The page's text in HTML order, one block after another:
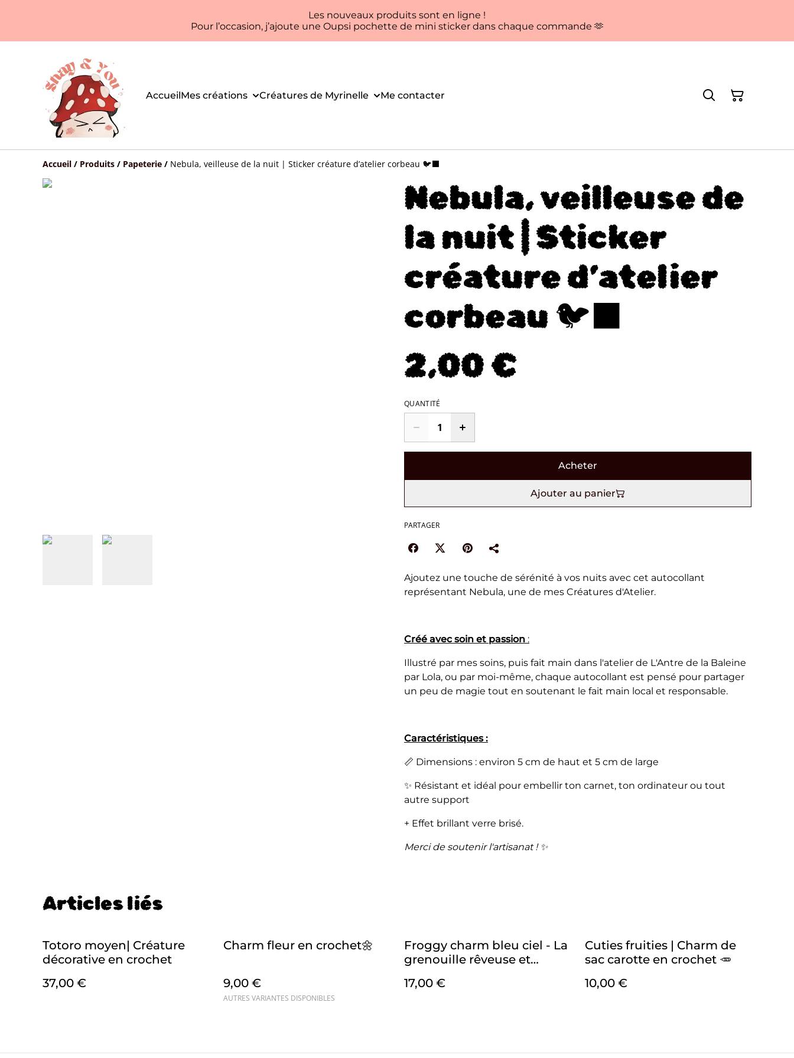
Les nouveaux produits sont en ligne !
Pour l’occasion, j’ajoute une Oupsi pochette de mini sticker dans chaque commande 🫶
AccueilMes créations Créatures de Myrinelle Me contacter
Accueil / Produits / Papeterie / Nebula, veilleuse de la nuit | Sticker créature d’atelier corbeau 🐦‍⬛
Nebula, veilleuse de
la nuit | Sticker
créature d’atelier
corbeau 🐦‍⬛
2,00 €
QUANTITÉ
Acheter
Ajouter au panier
PARTAGER
Ajoutez une touche de sérénité à vos nuits avec cet autocollant
représentant Nebula, une de mes Créatures d'Atelier.
Créé avec soin et passion :
Illustré par mes soins, puis fait main dans l'atelier de L'Antre de la Baleine
par Lola, ou par moi-même, chaque autocollant est pensé pour partager
un peu de magie tout en soutenant le fait main local et responsable.
Caractéristiques :
📏 Dimensions : environ 5 cm de haut et 5 cm de large
✨ Résistant et idéal pour embellir ton carnet, ton ordinateur ou tout
autre support
+ Effet brillant verre brisé.
Merci de soutenir l'artisanat ! ✨
Articles liés
Totoro moyen| Créature
décorative en crochet
37,00 €
Charm fleur en crochet🌼
9,00 €
AUTRES VARIANTES DISPONIBLES
Froggy charm bleu ciel - La
grenouille rêveuse et
17,00 €
Cuties fruities | Charm de
sac carotte en crochet 🥕
10,00 €